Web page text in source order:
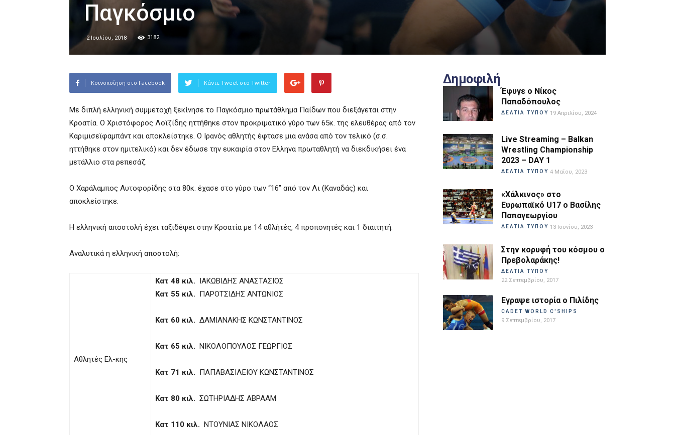
Παγκόσμιο
2 Ιουλίου, 2018 3182
Κοινοποίηση στο Facebook Κάντε Tweet στο Twitter
Με διπλή ελληνική συμμετοχή ξεκίνησε το Παγκόσμιο πρωτάθλημα Παίδων που διεξάγεται στην
Κροατία. Ο Χριστόφορος Λοϊζίδης ηττήθηκε στον προκριματικό γύρο των 65κ. της ελευθέρας από τον
Καριμισεϊφαμπάντ και αποκλείστηκε. Ο Ιρανός αθλητής έφτασε μια ανάσα από τον τελικό (σ.σ.
ηττήθηκε στον ημιτελικό) και δεν έδωσε την ευκαιρία στον Ελληνα πρωταθλητή να διεκδικήσει ένα
μετάλλιο στα ρεπεσάζ.
Ο Χαράλαμπος Αυτοφορίδης στα 80κ. έχασε στο γύρο των “16” από τον Λι (Καναδάς) και
αποκλείστηκε.
Η ελληνική αποστολή έχει ταξιδέψει στην Κροατία με 14 αθλήτές, 4 προπονητές και 1 διαιτητή.
Αναλυτικά η ελληνική αποστολή:
Αθλητές Ελ-κης
Κατ 48 κιλ. ΙΑΚΩΒΙΔΗΣ ΑΝΑΣΤΑΣΙΟΣ
Κατ 55 κιλ. ΠΑΡΟΤΣΙΔΗΣ ΑΝΤΩΝΙΟΣ
Κατ 60 κιλ. ΔΑΜΙΑΝΑΚΗΣ ΚΩΝΣΤΑΝΤΙΝΟΣ
Κατ 65 κιλ. ΝΙΚΟΛΟΠΟΥΛΟΣ ΓΕΩΡΓΙΟΣ
Κατ 71 κιλ. ΠΑΠΑΒΑΣΙΛΕΙΟΥ ΚΩΝΣΤΑΝΤΙΝΟΣ
Κατ 80 κιλ. ΣΩΤΗΡΙΑΔΗΣ ΑΒΡΑΑΜ
Κατ 110 κιλ. ΝΤΟΥΝΙΑΣ ΝΙΚΟΛΑΟΣ
Δημοφιλή
Έφυγε ο Νίκος
Παπαδόπουλος
ΔΕΛΤΙΑ ΤΥΠΟΥ 19 Απριλίου, 2024
Live Streaming – Balkan
Wrestling Championship
2023 – DAY 1
ΔΕΛΤΙΑ ΤΥΠΟΥ 4 Μαΐου, 2023
«Χάλκινος» στο
Ευρωπαϊκό U17 ο Βασίλης
Παπαγεωργίου
ΔΕΛΤΙΑ ΤΥΠΟΥ 13 Ιουνίου, 2023
Στην κορυφή του κόσμου ο
Πρεβολαράκης!
ΔΕΛΤΙΑ ΤΥΠΟΥ
22 Σεπτεμβρίου, 2017
Εγραψε ιστορία ο Πιλίδης
CADET WORLD C'SHIPS
9 Σεπτεμβρίου, 2017